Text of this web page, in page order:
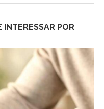
INTERESSAR POR